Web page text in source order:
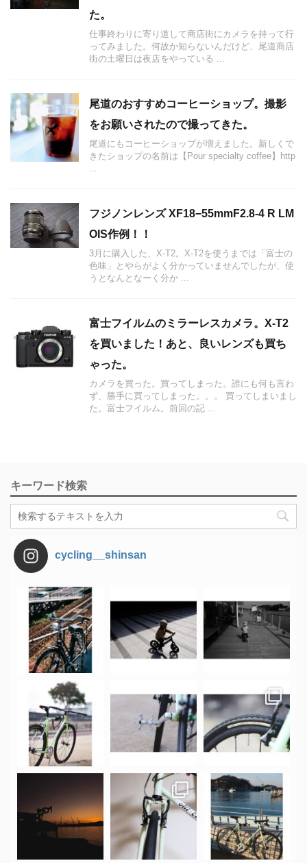
た。
仕事終わりに寄り道して商店街にカメラを持って行
ってみました。何故か知らないんだけど、尾道商店
街の土曜日は夜店をやっている ...
尾道のおすすめコーヒーショップ。撮影
をお願いされたので撮ってきた。
尾道にもコーヒーショップが増えました。新しくで
きたショップの名前は【Pour specialty coffee】http
...
フジノンレンズ XF18−55mmF2.8-4 R LM
OIS作例！！
3月に購入した、X-T2。X-T2を使うまでは「富士の
色味」とやらがよく分かっていませんでしたが、使
うとなんとなーく分か ...
富士フイルムのミラーレスカメラ。X-T2
を買いました！あと、良いレンズも買ち
ゃった。
カメラを買った。買ってしまった。誰にも何も言わ
ず、勝手に買ってしまった。。。 買ってしまいまし
た。富士フイルム。前回の記 ...
キーワード検索
cycling__shinsan